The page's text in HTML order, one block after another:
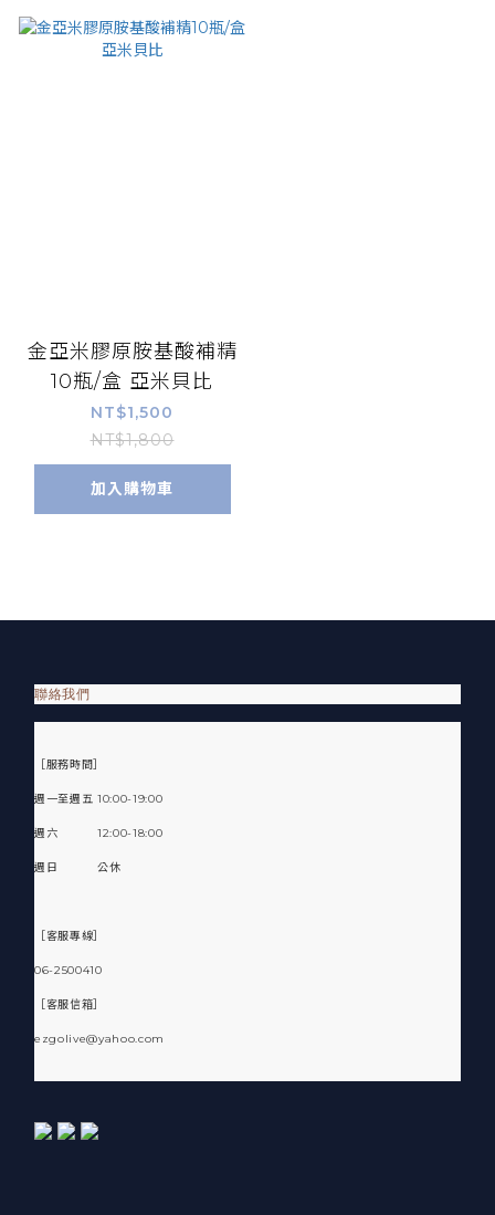
金亞米膠原胺基酸補精
10瓶/盒 亞米貝比
NT$1,500
NT$1,800
加入購物車
聯絡我們
［服務時間］
週一至週五 10:00-19:00
週六 12:00-18:00
週日 公休
［客服專線］
06-2500410
［客服信箱］
ezgolive@yahoo.com